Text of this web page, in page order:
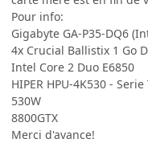
Pour info:
Gigabyte GA-P35-DQ6
4x Crucial Ballistix 1 Go
Intel Core 2 Duo E6850
HIPER HPU-4K530 -
530W
8800GTX
Merci d'avance!